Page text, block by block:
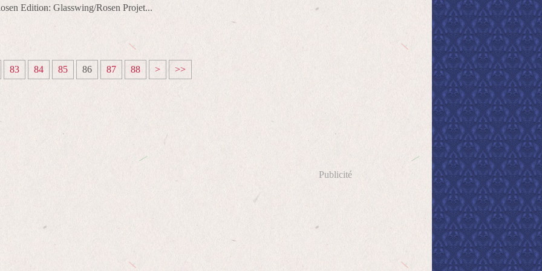
Edition: Glasswing/Rosen Projet...
83 84 85 86 87 88 > >>
Publicité